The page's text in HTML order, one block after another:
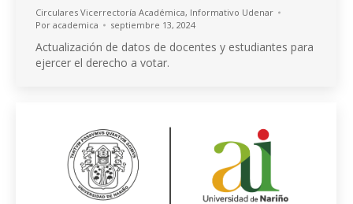
Circulares Vicerrectoría Académica, Informativo Udenar
Por academica septiembre 13, 2024
Actualización de datos de docentes y estudiantes para
ejercer el derecho a votar.